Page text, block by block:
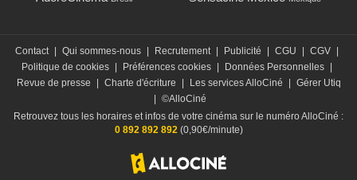
Contact Qui sommes-nous Recrutement Publicité CGU CGV
Politique de cookies
Préférences cookies Données Personnelles
Revue de presse
Charte d'écriture Les services AlloCiné
Gérer Utiq
©AlloCiné
Retrouvez tous les horaires et infos de votre cinéma sur le numéro AlloCiné :
0 892 892 892(0,90€/minute)